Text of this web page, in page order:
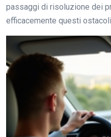
passaggi di risoluzione dei
efficacemente questi